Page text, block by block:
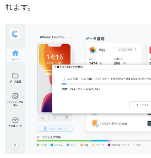
れます。